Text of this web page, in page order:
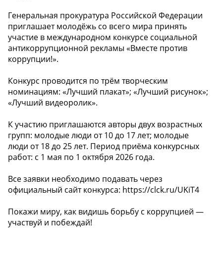
Генеральная прокуратура Российской Федерации
приглашает молодёжь со всего мира принять
участие в международном конкурсе социальной
антикоррупционной рекламы «Вместе против
коррупции!».
Конкурс проводится по трём творческим
номинациям: «Лучший плакат»; «Лучший рисунок»;
«Лучший видеоролик».
К участию приглашаются авторы двух возрастных
групп: молодые люди от 10 до 17 лет; молодые
люди от 18 до 25 лет. Период приёма конкурсных
работ: с 1 мая по 1 октября 2026 года.
Все заявки необходимо подавать через
официальный сайт конкурса: https://clck.ru/UKiT4
Покажи миру, как видишь борьбу с коррупцией —
участвуй и побеждай!